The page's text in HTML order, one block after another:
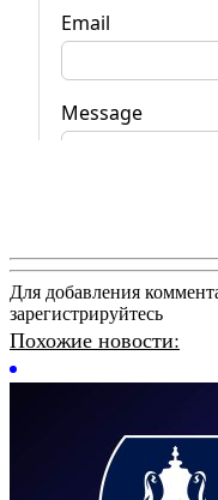
Для добавления
зарегистрируйтесь
Похожие новости: